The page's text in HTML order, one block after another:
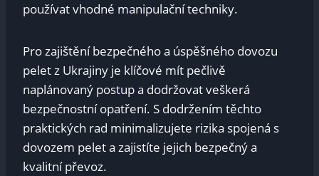
používat vhodné manipulační techniky.
Pro zajištění bezpečného a úspěšného dovozu
pelet z Ukrajiny je klíčové mít pečlivě
naplánovaný postup a dodržovat veškerá
bezpečnostní opatření. S dodržením těchto
praktických rad minimalizujete rizika spojená s
dovozem pelet a zajistíte jejich bezpečný a
kvalitní převoz.